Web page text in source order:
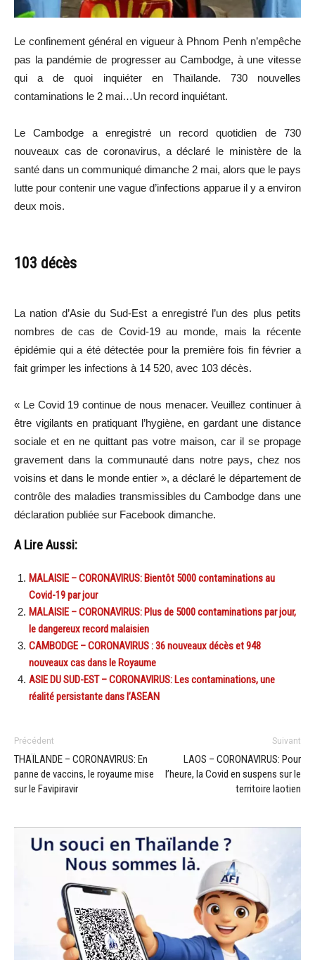
Le confinement général en vigueur à Phnom Penh n’empêche
pas la pandémie de progresser au Cambodge, à une vitesse
qui a de quoi inquiéter en Thaïlande. 730 nouvelles
contaminations le 2 mai…Un record inquiétant.
Le Cambodge a enregistré un record quotidien de 730
nouveaux cas de coronavirus, a déclaré le ministère de la
santé dans un communiqué dimanche 2 mai, alors que le pays
lutte pour contenir une vague d’infections apparue il y a environ
deux mois.
103 décès
La nation d’Asie du Sud-Est a enregistré l’un des plus petits
nombres de cas de Covid-19 au monde, mais la récente
épidémie qui a été détectée pour la première fois fin février a
fait grimper les infections à 14 520, avec 103 décès.
« Le Covid 19 continue de nous menacer. Veuillez continuer à
être vigilants en pratiquant l’hygiène, en gardant une distance
sociale et en ne quittant pas votre maison, car il se propage
gravement dans la communauté dans notre pays, chez nos
voisins et dans le monde entier », a déclaré le département de
contrôle des maladies transmissibles du Cambodge dans une
déclaration publiée sur Facebook dimanche.
A Lire Aussi:
MALAISIE – CORONAVIRUS: Bientôt 5000 contaminations au
Covid-19 par jour
MALAISIE – CORONAVIRUS: Plus de 5000 contaminations par jour,
le dangereux record malaisien
CAMBODGE – CORONAVIRUS : 36 nouveaux décès et 948
nouveaux cas dans le Royaume
ASIE DU SUD-EST – CORONAVIRUS: Les contaminations, une
réalité persistante dans l’ASEAN
Précédent
THAÏLANDE – CORONAVIRUS: En
panne de vaccins, le royaume mise
sur le Favipiravir
Suivant
LAOS – CORONAVIRUS: Pour
l’heure, la Covid en suspens sur le
territoire laotien